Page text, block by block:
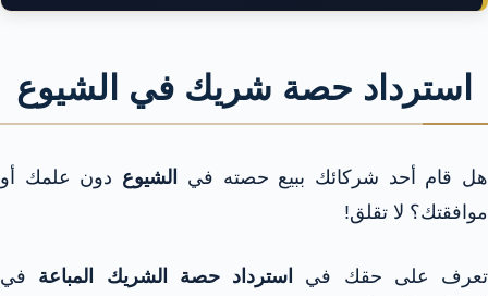
استرداد حصة شريك في الشيوع
هل قام أحد شركائك ببيع حصته في الشيوع دون علمك أو
موافقتك؟ لا تقلق!
تعرف على حقك في استرداد حصة الشريك المباعة في